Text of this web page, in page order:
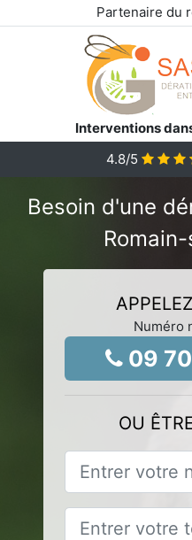
Partenaire du
Interventions
4.8/5
Besoin d'une
Numéro
09
OU